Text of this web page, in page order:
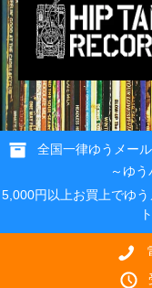
全国一律ゆうメー
～ゆ
5,000円以上お買上でゆ